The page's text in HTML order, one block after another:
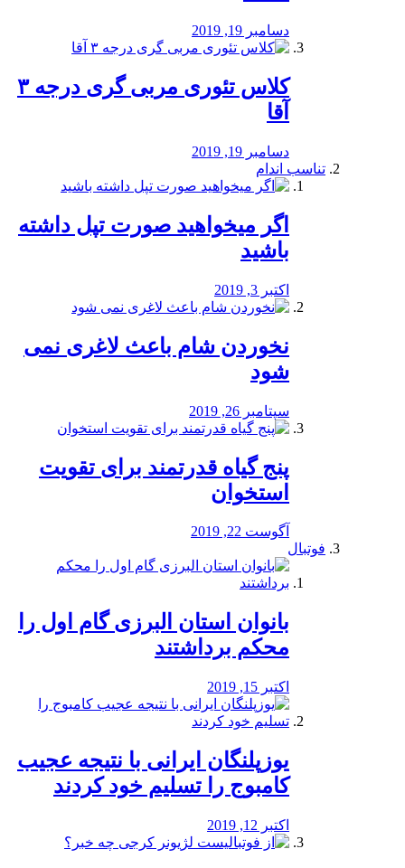
دسامبر 19, 2019
کلاس تئوری مربی گری درجه ۳
آقا
دسامبر 19, 2019
تناسب اندام
اگر میخواهید صورت تپل داشته
باشید
اکتبر 3, 2019
نخوردن شام باعث لاغری نمی
‌شود
سپتامبر 26, 2019
پنج گیاه قدرتمند برای تقویت
استخوان
آگوست 22, 2019
فوتبال
بانوان استان البرزی گام اول را
محكم برداشتند
اکتبر 15, 2019
یوزپلنگان ایرانی با نتیجه عجیب
کامبوج را تسلیم خود کردند
اکتبر 12, 2019